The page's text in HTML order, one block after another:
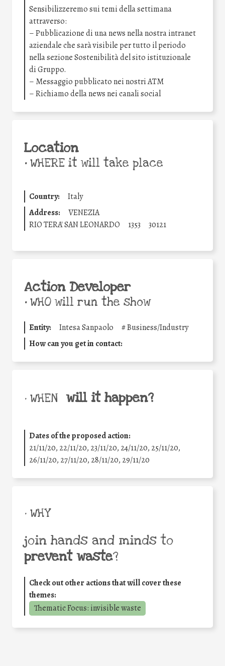
Sensibilizzeremo sui temi della settimana
attraverso:
– Pubblicazione di una news nella nostra intranet
aziendale che sarà visibile per tutto il periodo
nella sezione Sostenibilità del sito istituzionale
di Gruppo.
– Messaggio pubblicato nei nostri ATM
– Richiamo della news nei canali social
Location
•WHERE it will take place
Country:
Italy
Address:
VENEZIA
RIO TERA' SAN LEONARDO
1353 30121
Action Developer
•WHO will run the show
Entity: Intesa Sanpaolo #Business/Industry
How can you get in contact:
• WHEN will it happen?
Dates of the proposed action:
21/11/20, 22/11/20, 23/11/20, 24/11/20, 25/11/20,
26/11/20, 27/11/20, 28/11/20, 29/11/20
• WHY
join hands and minds to
prevent waste?
Check out other actions that will cover these
themes:
Thematic Focus: invisible waste